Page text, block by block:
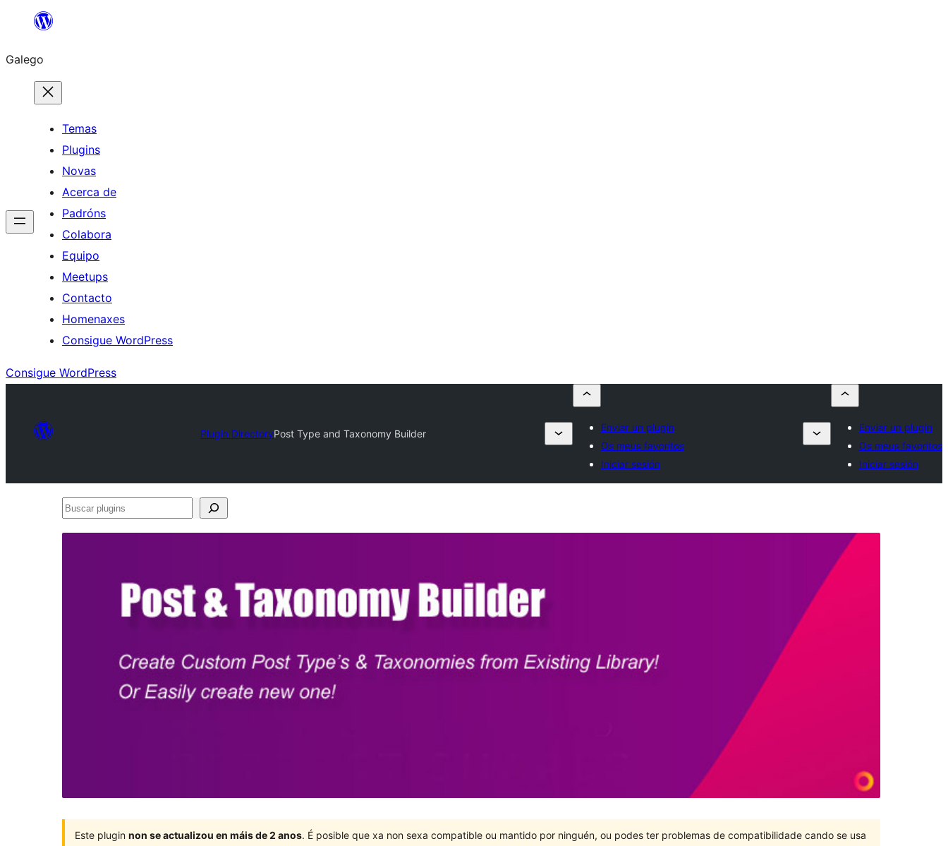
Saltar
contido
Galego
Temas
Plugins
Novas
Acerca de
Padróns
Colabora
Equipo
Meetups
Contacto
Homenaxes
Consigue WordPress
Consigue WordPress
Plugin DirectoryPost Type and Taxonomy Builder
Enviar un plugin
Os meus favoritos
Iniciar sesión
Enviar un plugin
Os meus favoritos
Iniciar sesión
Buscar
Este plugin non se actualizou en máis de 2 anos. É posible que xa non sexa compatible ou mantido por ninguén, ou podes ter problemas de compatibilidade cando se usa